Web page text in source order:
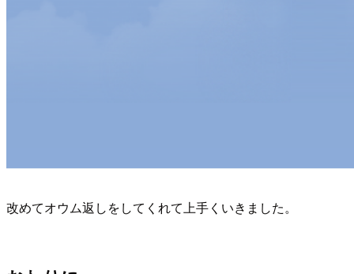
改めてオウム返しをしてくれて上手くいきました。